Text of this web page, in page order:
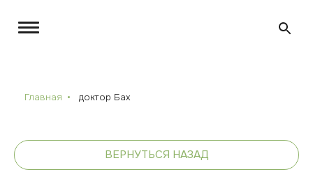
Главная доктор Бах
ВЕРНУТЬСЯ НАЗАД